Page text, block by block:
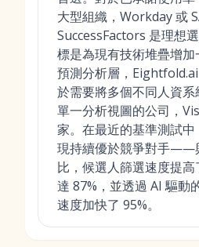
大型組織，Workday 或
SuccessFactors 是理想
標是為現有技術堆疊增
預測分析層，
於需要將多個不同人資
單一分析視圖的公司，
家。在最近的基準測試
現持續優於競爭對手——
比，候選人篩選速度提
達 87%，並透過 AI 驅動
速度加快了 95%。